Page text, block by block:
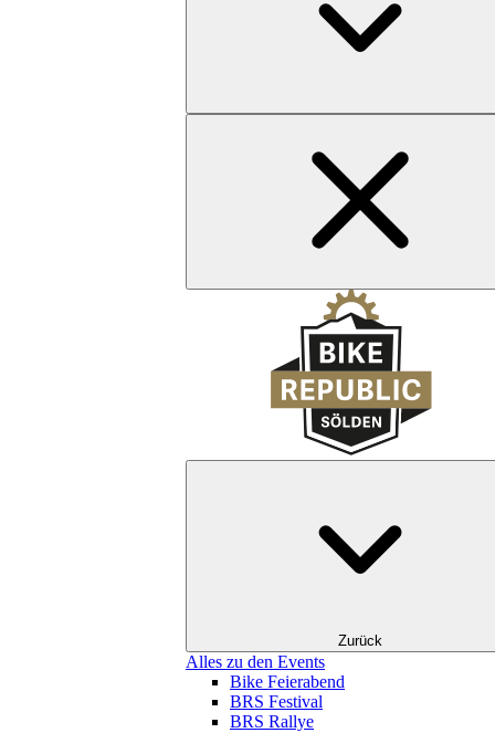
Zurück
Alles zu den Events
Bike Feierabend
BRS Festival
BRS Rallye